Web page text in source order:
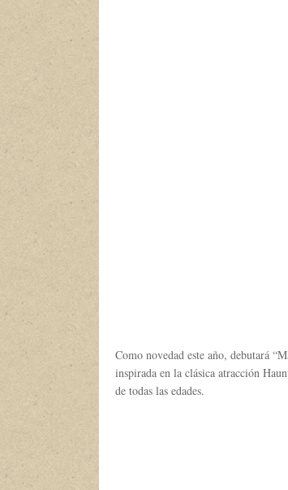
Como novedad este año, debutará
inspirada en la clásica atracción
de todas las edades.